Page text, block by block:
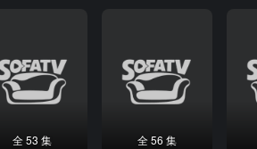
全 53 集 全 56 集